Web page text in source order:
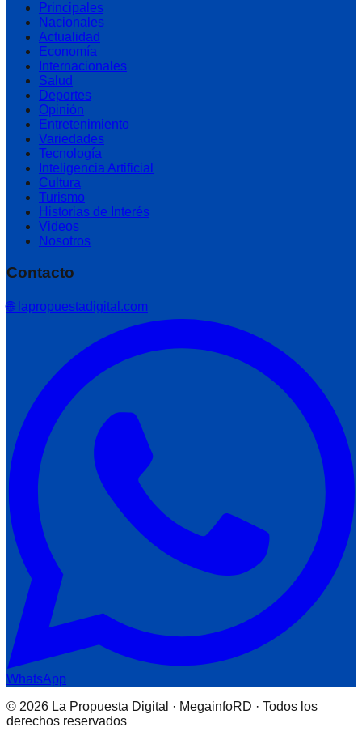
Principales
Nacionales
Actualidad
Economía
Internacionales
Salud
Deportes
Opinión
Entretenimiento
Variedades
Tecnología
Inteligencia Artificial
Cultura
Turismo
Historias de Interés
Videos
Nosotros
Contacto
🌐 lapropuestadigital.com
WhatsApp
© 2026 La Propuesta Digital · MegainfoRD · Todos los
derechos reservados